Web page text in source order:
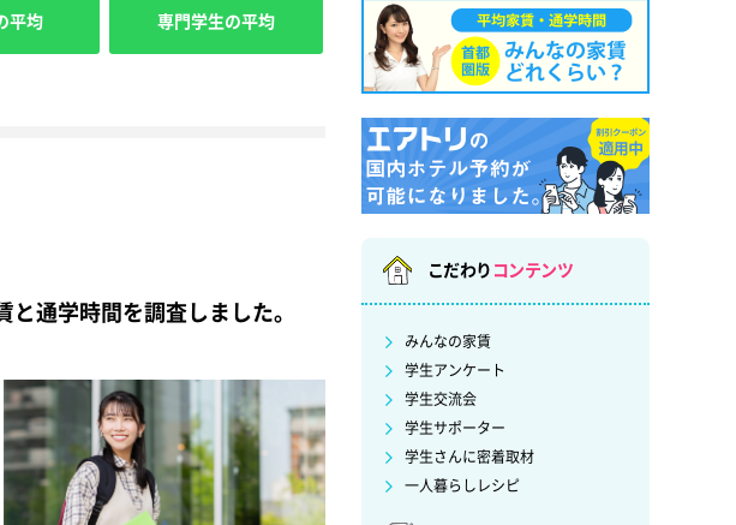
平均 専門学生の平均
通学時間を調査しました。
こだわり コンテンツ
みんなの家賃
学生アンケート
学生交流会
学生サポーター
学生さんに密着取材
一人暮らしレシピ